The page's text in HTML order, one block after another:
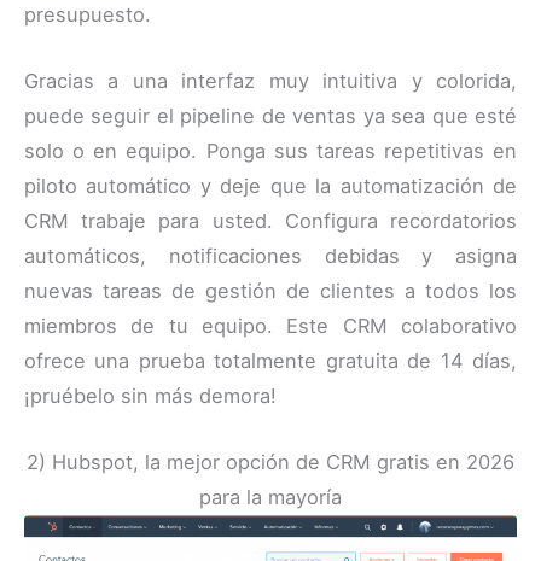
presupuesto.
Gracias a una interfaz muy intuitiva y colorida,
puede seguir el pipeline de ventas ya sea que esté
solo o en equipo. Ponga sus tareas repetitivas en
piloto automático y deje que la automatización de
CRM trabaje para usted. Configura recordatorios
automáticos, notificaciones debidas y asigna
nuevas tareas de gestión de clientes a todos los
miembros de tu equipo. Este CRM colaborativo
ofrece una prueba totalmente gratuita de 14 días,
¡pruébelo sin más demora!
2) Hubspot, la mejor opción de CRM gratis en 2026
para la mayoría